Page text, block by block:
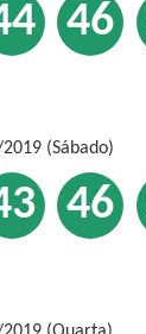
46
(Sábado)
46